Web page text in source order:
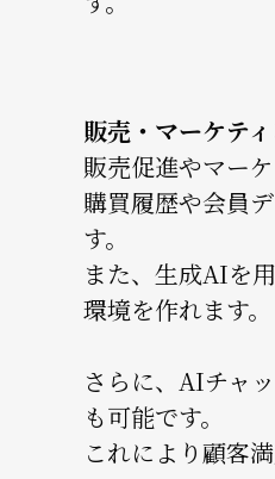
販売・マーケテ
販売促進やマー
購買履歴や会員
す。
また、生成AIを
環境を作れます。
さらに、AIチャ
も可能です。
これにより顧客